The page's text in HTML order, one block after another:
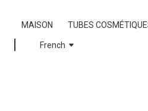
MAISON TUBES
French